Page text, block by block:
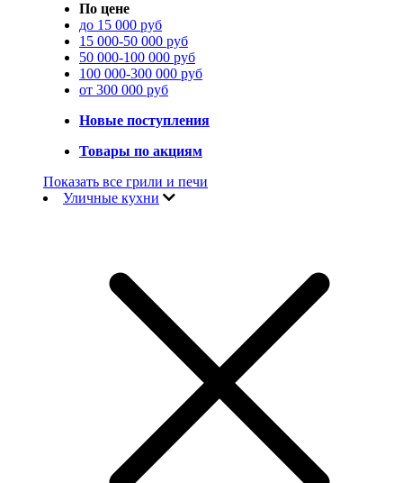
По цене
до 15 000 руб
15 000-50 000 руб
50 000-100 000 руб
100 000-300 000 руб
от 300 000 руб
Новые поступления
Товары по акциям
Показать все грили и печи
Уличные кухни